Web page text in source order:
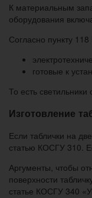
К материальным
оборудования
Согласно пункту
готовые к
То есть
Изготовление
Если таблички на
статью КОСГУ 310.
Аргументы, чтобы
поверхности
статье КОСГУ 340